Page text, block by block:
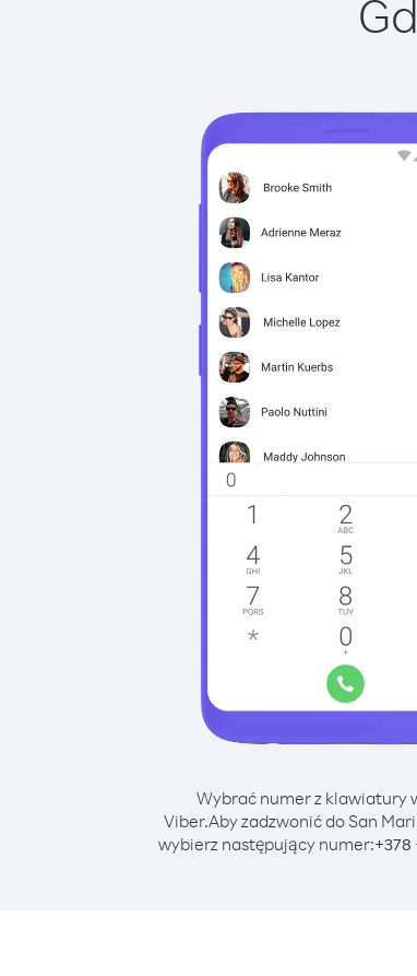
Wybrać numer z klawiatury
Viber.Aby zadzwonić do San
wybierz następujący numer:+378